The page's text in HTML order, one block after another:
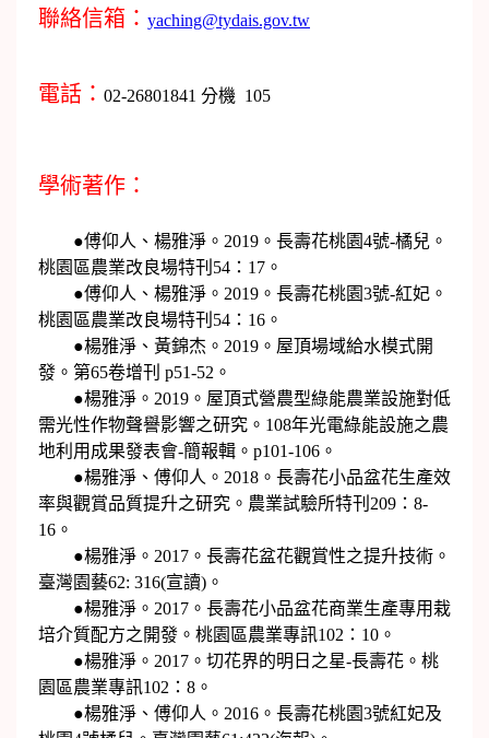
聯絡信箱： yaching@tydais.gov.tw
電話： 02-26801841 分機 105
學術著作：
●傅仰人、楊雅淨。2019。長壽花桃園4號-橘兒。
桃園區農業改良場特刊54：17。
●傅仰人、楊雅淨。2019。長壽花桃園3號-紅妃。
桃園區農業改良場特刊54：16。
●楊雅淨、黃錦杰。2019。屋頂場域給水模式開
發。第65卷增刊 p51-52。
●楊雅淨。2019。屋頂式營農型綠能農業設施對低
需光性作物聲譽影響之研究。108年光電綠能設施之農
地利用成果發表會-簡報輯。p101-106。
●楊雅淨、傅仰人。2018。長壽花小品盆花生產效
率與觀賞品質提升之研究。農業試驗所特刊209：8-
16。
●楊雅淨。2017。長壽花盆花觀賞性之提升技術。
臺灣園藝62: 316(宣讀)。
●楊雅淨。2017。長壽花小品盆花商業生產專用栽
培介質配方之開發。桃園區農業專訊102：10。
●楊雅淨。2017。切花界的明日之星-長壽花。桃
園區農業專訊102：8。
●楊雅淨、傅仰人。2016。長壽花桃園3號紅妃及